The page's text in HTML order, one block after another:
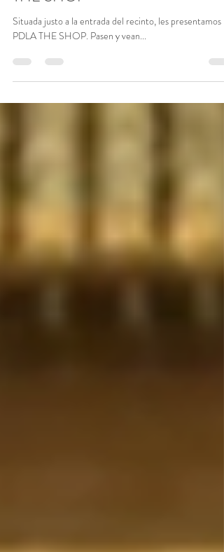
Pasen y vean: les presentamos PDLA
THE SHOP
Situada justo a la entrada del recinto, les presentamos
PDLA THE SHOP. Pasen y vean...